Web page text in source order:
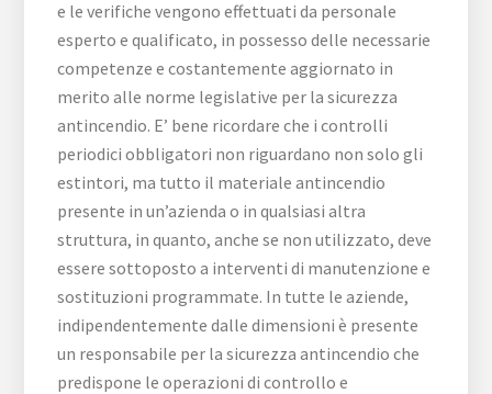
e le verifiche vengono effettuati da personale
esperto e qualificato, in possesso delle necessarie
competenze e costantemente aggiornato in
merito alle norme legislative per la sicurezza
antincendio. E’ bene ricordare che i controlli
periodici obbligatori non riguardano non solo gli
estintori, ma tutto il materiale antincendio
presente in un’azienda o in qualsiasi altra
struttura, in quanto, anche se non utilizzato, deve
essere sottoposto a interventi di manutenzione e
sostituzioni programmate. In tutte le aziende,
indipendentemente dalle dimensioni è presente
un responsabile per la sicurezza antincendio che
predispone le operazioni di controllo e